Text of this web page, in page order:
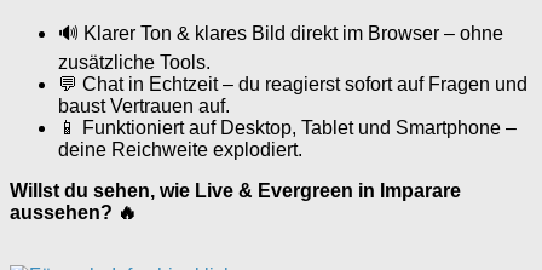
🔊 Klarer Ton & klares Bild direkt im Browser – ohne
zusätzliche Tools.
💬 Chat in Echtzeit – du reagierst sofort auf Fragen und
baust Vertrauen auf.
📱 Funktioniert auf Desktop, Tablet und Smartphone –
deine Reichweite explodiert.
Willst du sehen, wie Live & Evergreen in Imparare
aussehen? 🔥